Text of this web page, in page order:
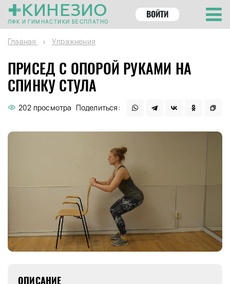
КИНЕЗИО
ЛФК И ГИМНАСТИКИ БЕСПЛАТНО
ВОЙТИ
Главная Упражнения
ПРИСЕД С ОПОРОЙ РУКАМИ НА
СПИНКУ СТУЛА
202 просмотра Поделиться:
ОПИСАНИЕ